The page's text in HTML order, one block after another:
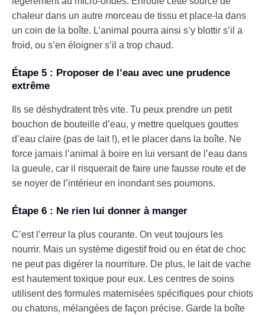
chaleur dans un autre morceau de tissu et place-la dans
un coin de la boîte. L’animal pourra ainsi s’y blottir s’il a
froid, ou s’en éloigner s’il a trop chaud.
Étape 5 : Proposer de l’eau avec une prudence
extrême
Ils se déshydratent très vite. Tu peux prendre un petit
bouchon de bouteille d’eau, y mettre quelques gouttes
d’eau claire (pas de lait !), et le placer dans la boîte. Ne
force jamais l’animal à boire en lui versant de l’eau dans
la gueule, car il risquerait de faire une fausse route et de
se noyer de l’intérieur en inondant ses poumons.
Étape 6 : Ne rien lui donner à manger
C’est l’erreur la plus courante. On veut toujours les
nourrir. Mais un système digestif froid ou en état de choc
ne peut pas digérer la nourriture. De plus, le lait de vache
est hautement toxique pour eux. Les centres de soins
utilisent des formules maternisées spécifiques pour chiots
ou chatons, mélangées de façon précise. Garde la boîte